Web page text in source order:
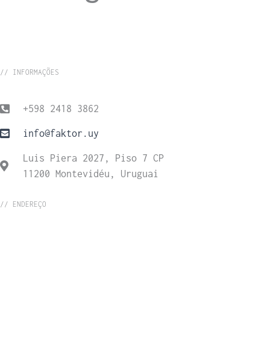
// INFORMAÇÕES
+598 2418 3862
info@faktor.uy
Luis Piera 2027, Piso 7 CP
11200 Montevidéu, Uruguai
// ENDEREÇO